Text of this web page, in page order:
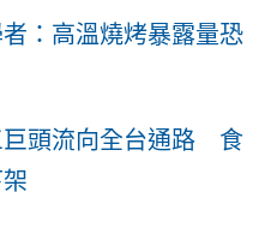
：高溫燒烤暴露量恐
巨頭流向全台通路 食